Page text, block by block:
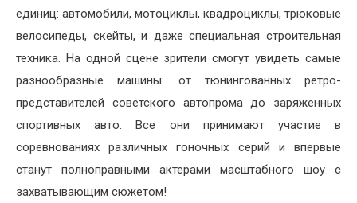
единиц: автомобили, мотоциклы, квадроциклы, трюковые
велосипеды, скейты, и даже специальная строительная
техника. На одной сцене зрители смогут увидеть самые
разнообразные машины: от тюнингованных ретро-
представителей советского автопрома до заряженных
спортивных авто. Все они принимают участие в
соревнованиях различных гоночных серий и впервые
станут полноправными актерами масштабного шоу с
захватывающим сюжетом!